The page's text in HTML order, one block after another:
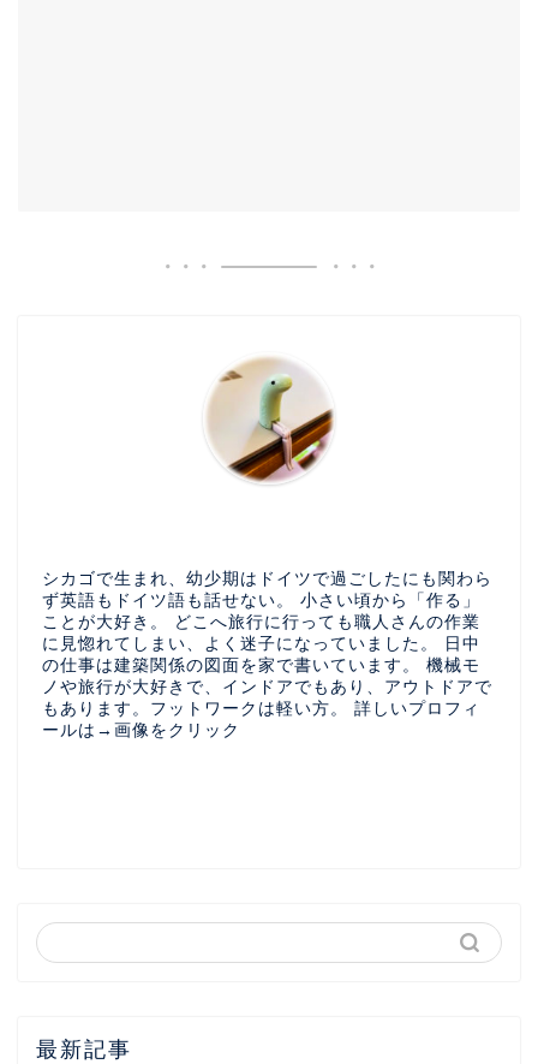
シカゴで生まれ、幼少期はドイツで過ごしたにも関わら
ず英語もドイツ語も話せない。 小さい頃から「作る」
ことが大好き。 どこへ旅行に行っても職人さんの作業
に見惚れてしまい、よく迷子になっていました。 日中
の仕事は建築関係の図面を家で書いています。 機械モ
ノや旅行が大好きで、インドアでもあり、アウトドアで
もあります。フットワークは軽い方。 詳しいプロフィ
ールは→画像をクリック
最新記事